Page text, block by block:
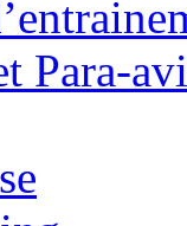
Para-